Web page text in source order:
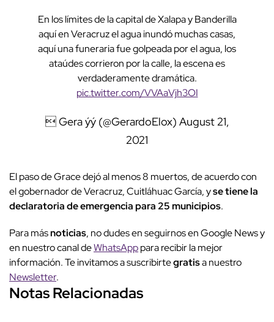
En los límites de la capital de Xalapa y Banderilla
aquí en Veracruz el agua inundó muchas casas,
aquí una funeraria fue golpeada por el agua, los
ataúdes corrieron por la calle, la escena es
verdaderamente dramática.
pic.twitter.com/VVAaVjh3OI
 Gera ýý (@GerardoElox) August 21,
2021
El paso de Grace dejó al menos 8 muertos, de acuerdo con
el gobernador de Veracruz, Cuitláhuac García, yse tiene la
declaratoria de emergencia para 25 municipios.
Para másnoticias, no dudes en seguirnos en Google News y
en nuestro canal deWhatsApppara recibir la mejor
información. Te invitamos a suscribirtegratisa nuestro
Newsletter.
Notas Relacionadas